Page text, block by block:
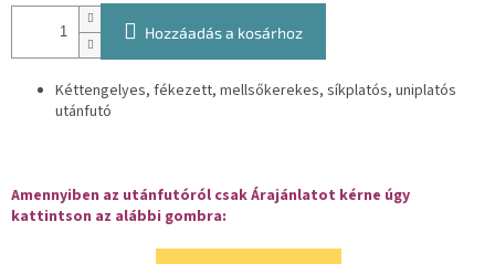
Hozzáadás a kosárhoz
Kéttengelyes, fékezett, mellsőkerekes, síkplatós, uniplatós
utánfutó
Amennyiben az utánfutóról csak Árajánlatot kérne úgy
kattintson az alábbi gombra: